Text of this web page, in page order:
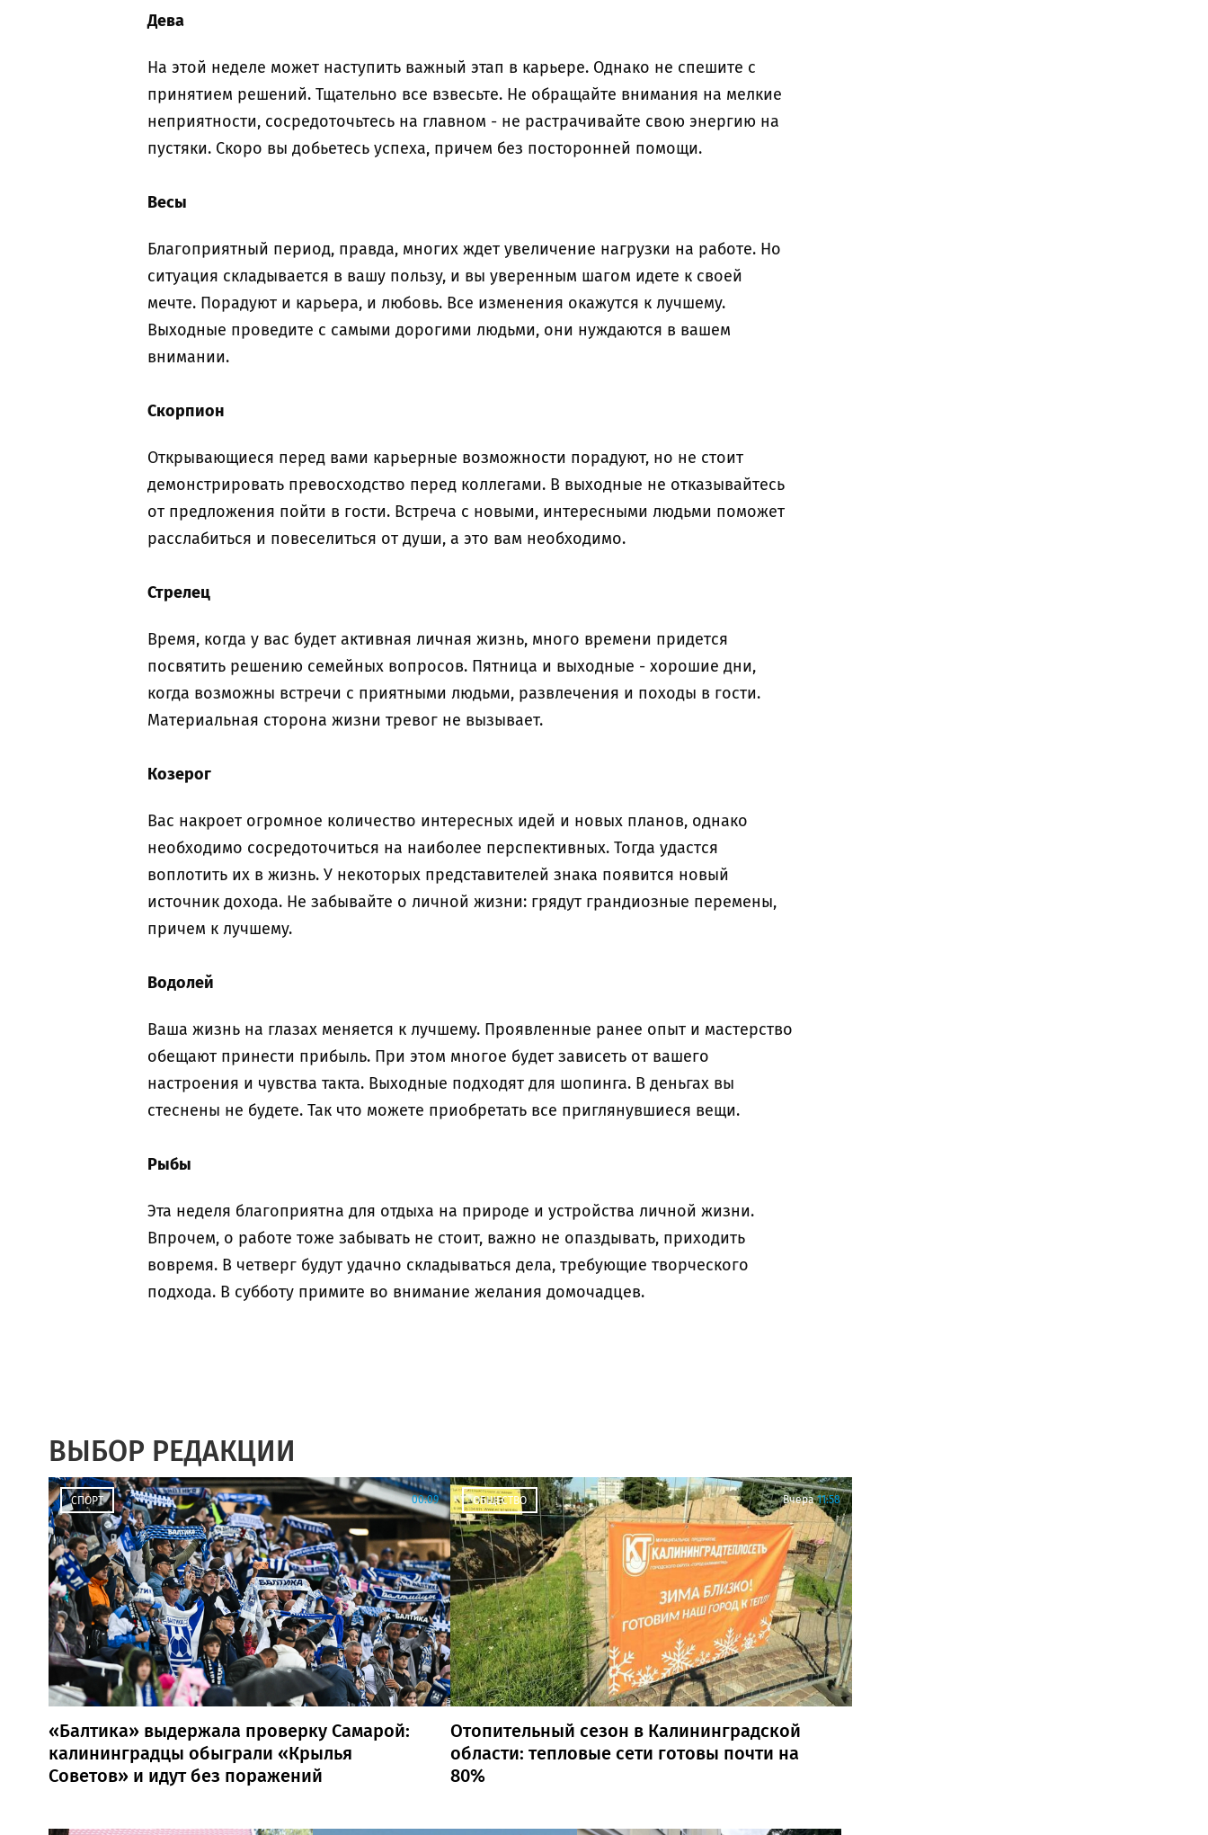
Дева
На этой неделе может наступить важный этап в карьере. Однако не спешите с
принятием решений. Тщательно все взвесьте. Не обращайте внимания на мелкие
неприятности, сосредоточьтесь на главном - не растрачивайте свою энергию на
пустяки. Скоро вы добьетесь успеха, причем без посторонней помощи.
Весы
Благоприятный период, правда, многих ждет увеличение нагрузки на работе. Но
ситуация складывается в вашу пользу, и вы уверенным шагом идете к своей
мечте. Порадуют и карьера, и любовь. Все изменения окажутся к лучшему.
Выходные проведите с самыми дорогими людьми, они нуждаются в вашем
внимании.
Скорпион
Открывающиеся перед вами карьерные возможности порадуют, но не стоит
демонстрировать превосходство перед коллегами. В выходные не отказывайтесь
от предложения пойти в гости. Встреча с новыми, интересными людьми поможет
расслабиться и повеселиться от души, а это вам необходимо.
Стрелец
Время, когда у вас будет активная личная жизнь, много времени придется
посвятить решению семейных вопросов. Пятница и выходные - хорошие дни,
когда возможны встречи с приятными людьми, развлечения и походы в гости.
Материальная сторона жизни тревог не вызывает.
Козерог
Вас накроет огромное количество интересных идей и новых планов, однако
необходимо сосредоточиться на наиболее перспективных. Тогда удастся
воплотить их в жизнь. У некоторых представителей знака появится новый
источник дохода. Не забывайте о личной жизни: грядут грандиозные перемены,
причем к лучшему.
Водолей
Ваша жизнь на глазах меняется к лучшему. Проявленные ранее опыт и мастерство
обещают принести прибыль. При этом многое будет зависеть от вашего
настроения и чувства такта. Выходные подходят для шопинга. В деньгах вы
стеснены не будете. Так что можете приобретать все приглянувшиеся вещи.
Рыбы
Эта неделя благоприятна для отдыха на природе и устройства личной жизни.
Впрочем, о работе тоже забывать не стоит, важно не опаздывать, приходить
вовремя. В четверг будут удачно складываться дела, требующие творческого
подхода. В субботу примите во внимание желания домочадцев.
ВЫБОР РЕДАКЦИИ
СПОРТ 00:09
«Балтика» выдержала проверку Самарой:
калининградцы обыграли «Крылья
Советов» и идут без поражений
ОБЩЕСТВО Вчера 11:58
Отопительный сезон в Калининградской
области: тепловые сети готовы почти на
80%